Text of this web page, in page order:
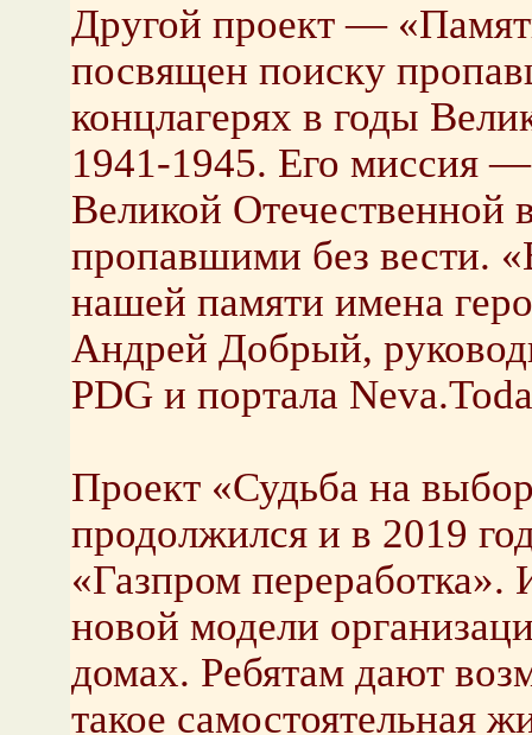
Другой проект —
посвящен поиску
концлагерях в годы
1941-1945. Его миссия —
Великой
пропавшими без вести.
нашей памяти имена
Андрей Добрый,
PDG и портала
Проект «Судьба на
продолжился и в 2019
«Газпром переработка».
новой модели
домах. Ребятам дают
такое самостоятельная